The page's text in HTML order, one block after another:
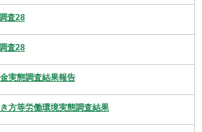
査28
査28
実態調査結果報告
方等労働環境実態調査結果